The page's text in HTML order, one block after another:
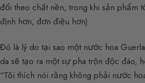
đổi theo chất nền, trong khi sản phẩm
định hơn, đơn điệu hơn).
Đó là lý do tại sao một nước hoa
da sẽ tạo ra một sự pha trộn độc đáo,
“Tôi thích nói rằng không phải nước